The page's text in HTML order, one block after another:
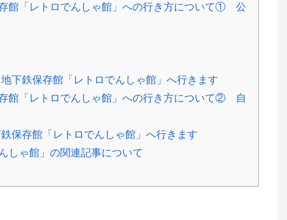
館「レトロでんしゃ館」への行き方について① 公
下鉄保存館「レトロでんしゃ館」へ行きます
館「レトロでんしゃ館」への行き方について② 自
保存館「レトロでんしゃ館」へ行きます
しゃ館」の関連記事について